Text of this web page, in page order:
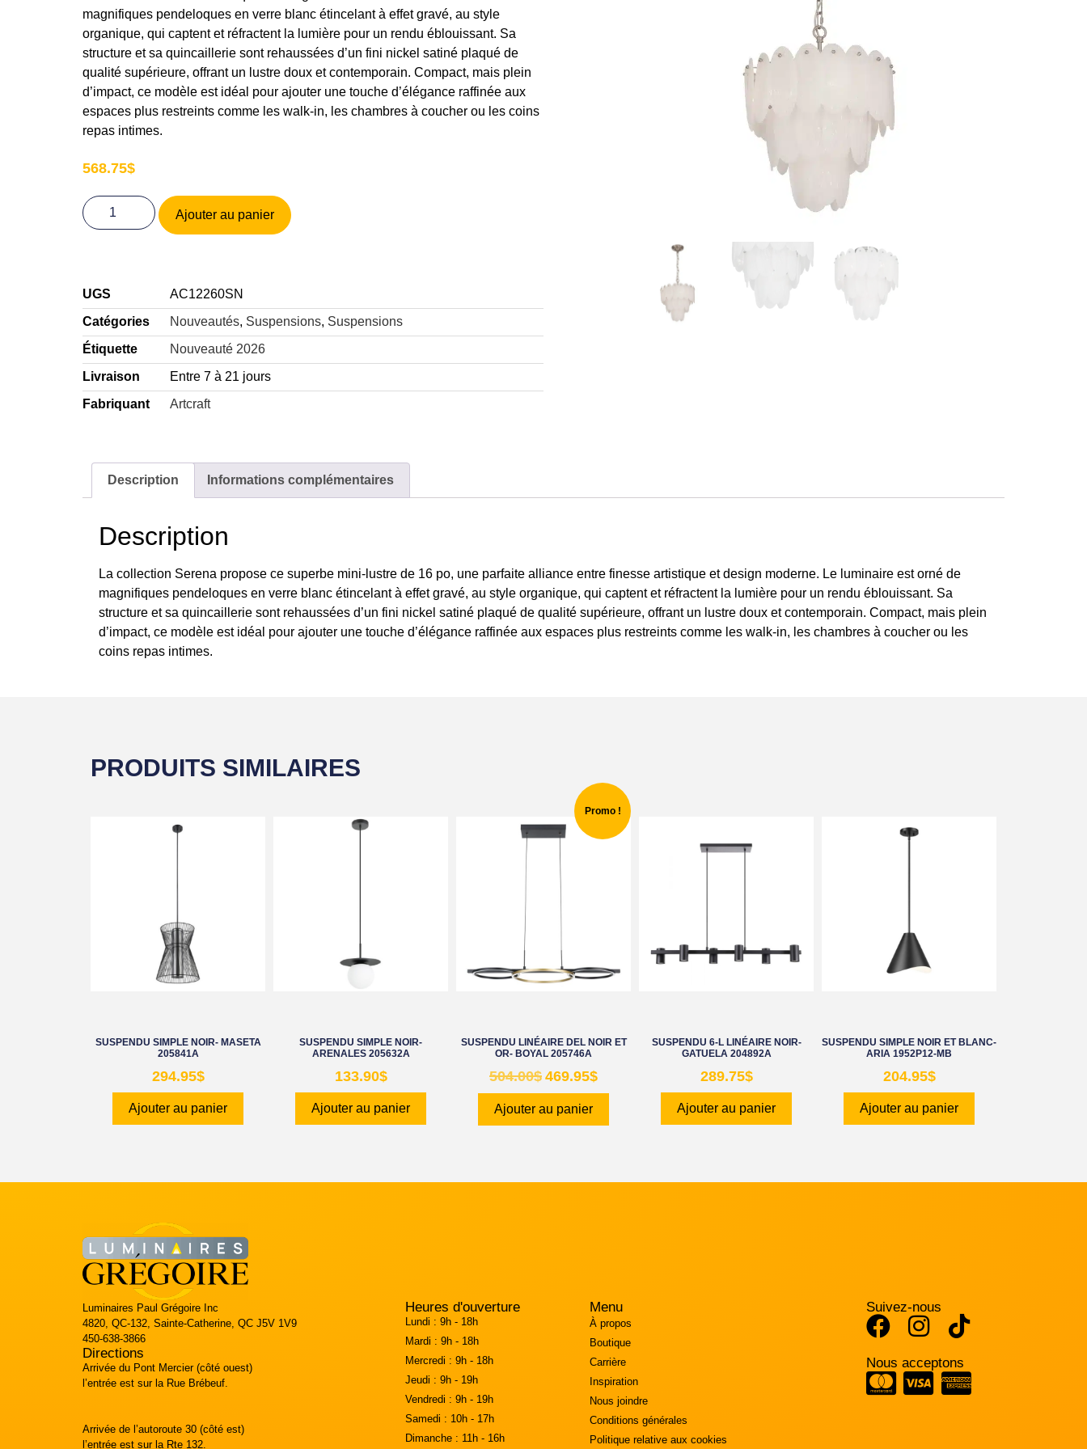
magnifiques pendeloques en verre blanc étincelant à effet gravé, au style
organique, qui captent et réfractent la lumière pour un rendu éblouissant. Sa
structure et sa quincaillerie sont rehaussées d’un fini nickel satiné plaqué de
qualité supérieure, offrant un lustre doux et contemporain. Compact, mais plein
d’impact, ce modèle est idéal pour ajouter une touche d’élégance raffinée aux
espaces plus restreints comme les walk-in, les chambres à coucher ou les coins
repas intimes.
568.75$
Ajouter au panier
UGS
AC12260SN
Catégories
Nouveautés, Suspensions, Suspensions
Étiquette
Nouveauté 2026
Livraison
Entre 7 à 21 jours
Fabriquant
Artcraft
Description Informations complémentaires
Description
La collection Serena propose ce superbe mini-lustre de 16 po, une parfaite alliance entre finesse artistique et design moderne. Le luminaire est orné de
magnifiques pendeloques en verre blanc étincelant à effet gravé, au style organique, qui captent et réfractent la lumière pour un rendu éblouissant. Sa
structure et sa quincaillerie sont rehaussées d’un fini nickel satiné plaqué de qualité supérieure, offrant un lustre doux et contemporain. Compact, mais plein
d’impact, ce modèle est idéal pour ajouter une touche d’élégance raffinée aux espaces plus restreints comme les walk-in, les chambres à coucher ou les
coins repas intimes.
PRODUITS SIMILAIRES
SUSPENDU SIMPLE NOIR- MASETA
205841A
294.95$
Ajouter au panier
SUSPENDU SIMPLE NOIR-
ARENALES 205632A
133.90$
Ajouter au panier
Promo !
SUSPENDU LINÉAIRE DEL NOIR ET
OR- BOYAL 205746A
504.00$ 469.95$
Ajouter au panier
SUSPENDU 6-L LINÉAIRE NOIR-
GATUELA 204892A
289.75$
Ajouter au panier
SUSPENDU SIMPLE NOIR ET BLANC-
ARIA 1952P12-MB
204.95$
Ajouter au panier
Luminaires Paul Grégoire Inc
4820, QC-132, Sainte-Catherine, QC J5V 1V9
450-638-3866
Directions
Arrivée du Pont Mercier (côté ouest)
l’entrée est sur la Rue Brébeuf.
Arrivée de l’autoroute 30 (côté est)
l’entrée est sur la Rte 132.
Heures d'ouverture
Lundi : 9h - 18h
Mardi : 9h - 18h
Mercredi : 9h - 18h
Jeudi : 9h - 19h
Vendredi : 9h - 19h
Samedi : 10h - 17h
Dimanche : 11h - 16h
Menu
À propos
Boutique
Carrière
Inspiration
Nous joindre
Conditions générales
Politique relative aux cookies
Suivez-nous
Nous acceptons